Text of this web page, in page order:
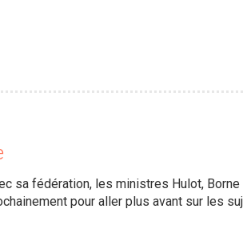
sa fédération, les ministres Hulot,
pour aller plus avant sur les